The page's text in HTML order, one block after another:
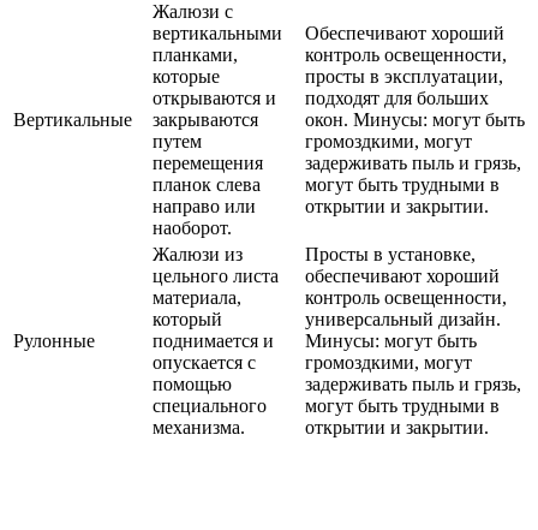
Вертикальные
Жалюзи с
вертикальными
планками,
которые
открываются и
закрываются
путем
перемещения
планок слева
направо или
наоборот.
Обеспечивают хороший
контроль освещенности,
просты в эксплуатации,
подходят для больших
окон. Минусы: могут быть
громоздкими, могут
задерживать пыль и грязь,
могут быть трудными в
открытии и закрытии.
Рулонные
Жалюзи из
цельного листа
материала,
который
поднимается и
опускается с
помощью
специального
механизма.
Просты в установке,
обеспечивают хороший
контроль освещенности,
универсальный дизайн.
Минусы: могут быть
громоздкими, могут
задерживать пыль и грязь,
могут быть трудными в
открытии и закрытии.